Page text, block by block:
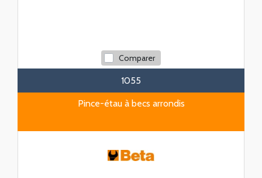
Comparer
1055
Pince-étau à becs arrondis